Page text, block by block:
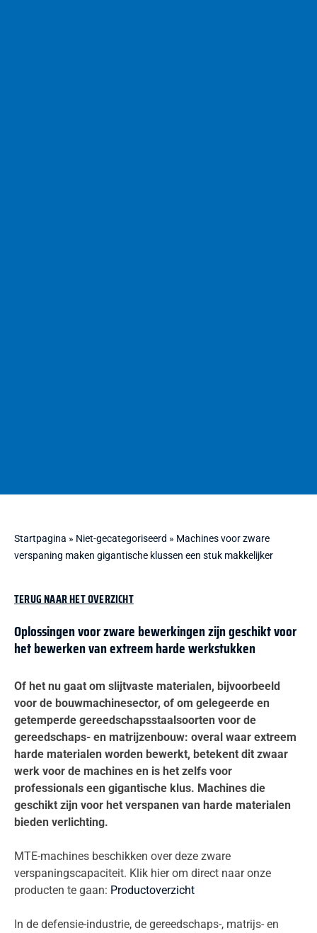
Startpagina » Niet-gecategoriseerd » Machines voor zware
verspaning maken gigantische klussen een stuk makkelijker
TERUG NAAR HET OVERZICHT
Oplossingen voor zware bewerkingen zijn geschikt voor
het bewerken van extreem harde werkstukken
Of het nu gaat om slijtvaste materialen, bijvoorbeeld
voor de bouwmachinesector, of om gelegeerde en
getemperde gereedschapsstaalsoorten voor de
gereedschaps- en matrijzenbouw: overal waar extreem
harde materialen worden bewerkt, betekent dit zwaar
werk voor de machines en is het zelfs voor
professionals een gigantische klus. Machines die
geschikt zijn voor het verspanen van harde materialen
bieden verlichting.
MTE-machines beschikken over deze zware
verspaningscapaciteit. Klik hier om direct naar onze
producten te gaan: Productoverzicht
In de defensie-industrie, de gereedschaps-, matrijs- en